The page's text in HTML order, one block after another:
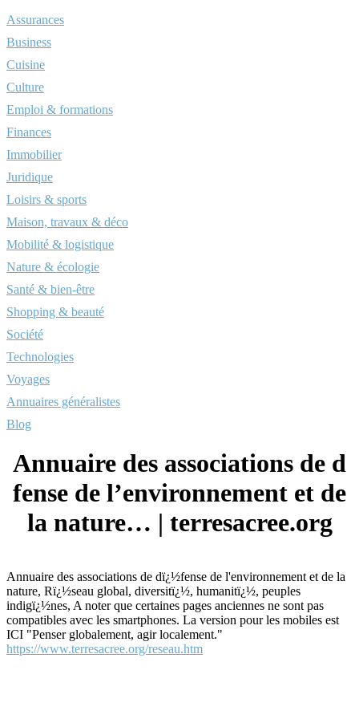
Assurances
Business
Cuisine
Culture
Emploi & formations
Finances
Immobilier
Juridique
Loisirs & sports
Maison, travaux & déco
Mobilité & logistique
Nature & écologie
Santé & bien-être
Shopping & beauté
Société
Technologies
Voyages
Annuaires généralistes
Blog
Annuaire des associations de d
fense de l’environnement et de
la nature… | terresacree.org
Annuaire des associations de dï¿½fense de l'environnement et de la
nature, Rï¿½seau global, diversitï¿½, humanitï¿½, peuples
indigï¿½nes, A noter que certaines pages anciennes ne sont pas
compatibles avec les smartphones. La version pour les mobiles est
ICI "Penser globalement, agir localement."
https://www.terresacree.org/reseau.htm